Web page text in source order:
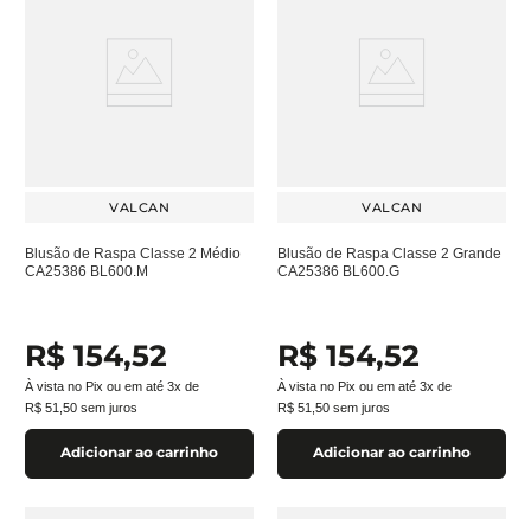
VALCAN
Blusão de Raspa Classe 2 Médio
CA25386 BL600.M
R$ 154,52
À vista no Pix ou em até 3x de
R$ 51 50 sem juros
Adicionar ao carrinho
VALCAN
Blusão de Raspa Classe 2 Grande
CA25386 BL600.G
R$ 154,52
À vista no Pix ou em até 3x de
R$ 51 50 sem juros
Adicionar ao carrinho